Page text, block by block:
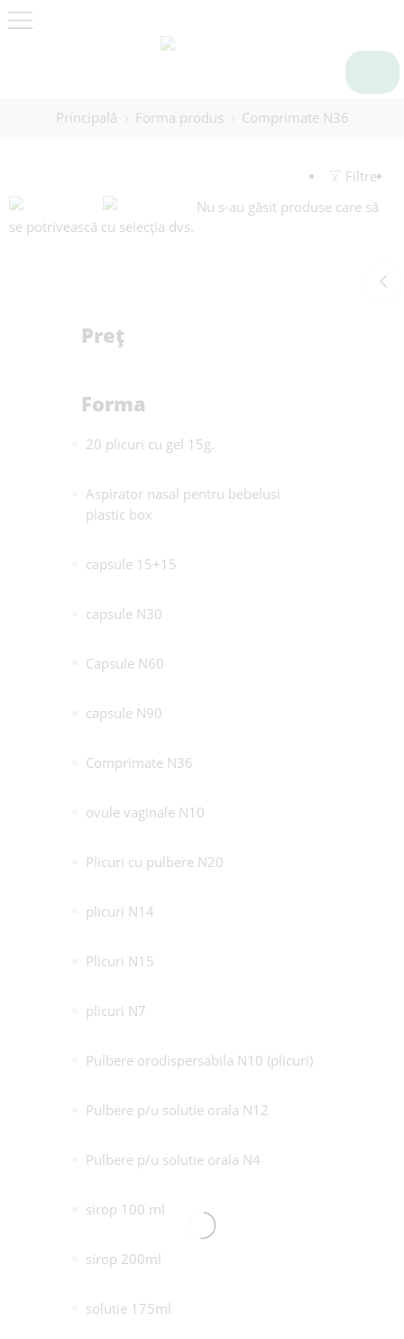
Principală Forma produs Comprimate N36
Filtre
Nu s-au găsit produse care să
se potrivească cu selecția dvs.
Preț
Forma
20 plicuri cu gel 15g.
Aspirator nasal pentru bebelusi
plastic box
capsule 15+15
capsule N30
Capsule N60
capsule N90
Comprimate N36
ovule vaginale N10
Plicuri cu pulbere N20
plicuri N14
Plicuri N15
plicuri N7
Pulbere orodispersabila N10 (plicuri)
Pulbere p/u solutie orala N12
Pulbere p/u solutie orala N4
sirop 100 ml
sirop 200ml
solutie 175ml